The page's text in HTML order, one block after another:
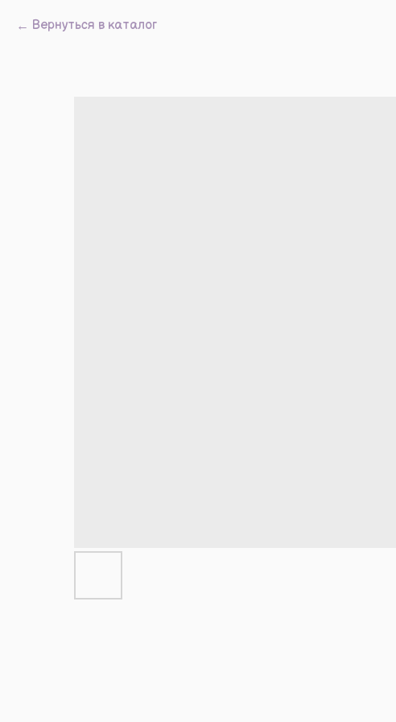
Вернуться в каталог